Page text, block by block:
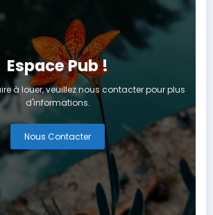
Espace Pub !
à louer, veuillez nous contacter pour plus
d'informations.
Nous Contacter